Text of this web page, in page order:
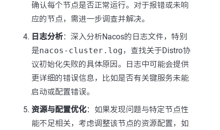
确认每个节点是否正常运行。对于报错或未响
应的节点，需进一步调查并解决。
日志分析：深入分析Nacos的日志文件，特别
是nacos-cluster.log，查找关于Distro协
议初始化失败的具体原因。日志中可能会提供
更详细的错误信息，比如是否有关键服务未能
启动或配置错误。
资源与配置优化：如果发现问题与特定节点性
能不足相关，考虑调整该节点的资源配置，如